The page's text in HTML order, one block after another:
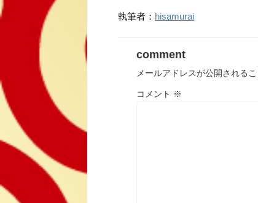
執筆者： hisamurai
comment
メールアドレスが公開されるこ
コメント ※